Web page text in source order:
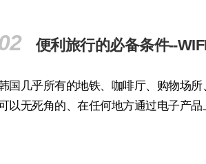
便利旅行的必备条件--
国几乎所有的地铁、咖啡厅、购物场
以无死角的、在任何地方通过电子产品